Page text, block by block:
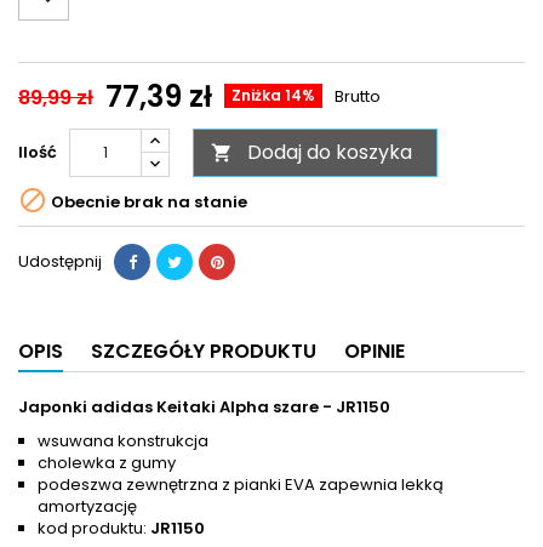
89,99 zł 77,39 zł Zniżka 14% Brutto
Ilość  Dodaj do koszyka
 Obecnie brak na stanie
Udostępnij
OPIS SZCZEGÓŁY PRODUKTU OPINIE
Japonki adidas Keitaki Alpha szare - JR1150
wsuwana konstrukcja
cholewka z gumy
podeszwa zewnętrzna z pianki EVA zapewnia lekką
amortyzację
kod produktu: JR1150